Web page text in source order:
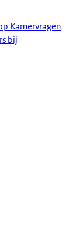
Kamervragen
bij